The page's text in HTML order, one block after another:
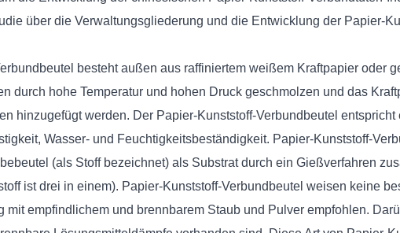
über die Verwaltungsgliederung und die Entwicklung der Papier-
besteht außen aus raffiniertem weißem Kraftpapier oder
durch hohe Temperatur und hohen Druck geschmolzen und das
hinzugefügt werden. Der Papier-Kunststoff-Verbundbeutel
Wasser- und Feuchtigkeitsbeständigkeit. Papier-Kunststoff-
(als Stoff bezeichnet) als Substrat durch ein Gießverfahren
ist drei in einem). Papier-Kunststoff-Verbundbeutel weisen keine
mit empfindlichem und brennbarem Staub und Pulver empfohlen.